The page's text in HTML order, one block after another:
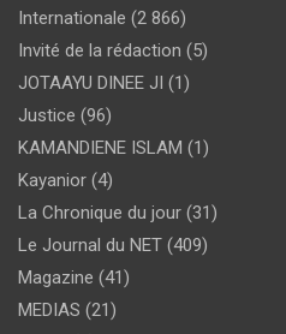
Internationale (2 866)
Invité de la rédaction (5)
JOTAAYU DINEE JI (1)
Justice (96)
KAMANDIENE ISLAM (1)
Kayanior (4)
La Chronique du jour (31)
Le Journal du NET (409)
Magazine (41)
MEDIAS (21)